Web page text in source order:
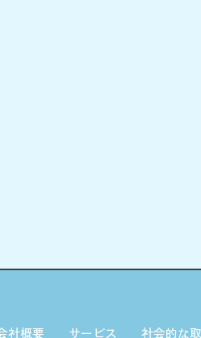
社概要 サービス 社会的な